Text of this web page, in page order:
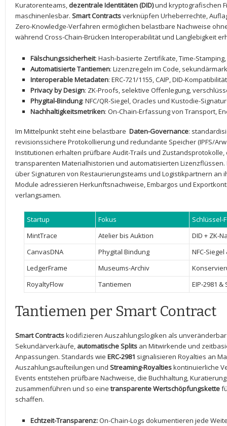
Kuratorenteams,⁢ dezentrale Identitäten‍ (DID)und ​kryptografischen
maschinenlesbar. Smart ⁤Contractsverknüpfen Urheberrechte,
Zero-Knowledge-Verfahren⁢ ermöglichen ‍belastbare Nachweise
⁣während⁣ Cross-Chain-Brücken Interoperabilität und Langlebigkeit
Fälschungssicherheit: ‍Hash-basierte Zertifikate, ⁤Time-
Automatisierte Tantiemen: Lizenzregeln im Code,
Interoperable ⁣Metadaten:‌ ERC‑721/1155, ​CAIP, DID-
Privacy by​ Design:‌ ZK-Proofs, selektive⁣ Offenlegung,
Phygital-Bindung: NFC/QR-Siegel,‍ Oracles und Kustodie-
Nachhaltigkeitsmetriken: ⁣On-Chain-Erfassung von ⁢Transport,
Im ‍Mittelpunkt steht eine ‌belastbare ‍ Daten-Governance:
revisionssichere⁢ Protokollierung und⁢ redundante Speicher​ (IPFS/
⁢Institutionen erhalten ‍prüfbare ⁤Audit-Trails⁣ und
transparenten‌ Materialhistorien und automatisierten
über Signaturen von Restaurierungsteams ‍und Logistikpartnern⁣ an
Module ‍adressieren ⁣Herkunftsnachweise, Embargos ⁣und
‌verlangsamen.
Startup Fokus
Schlüssel-
MintTrace
Atelier bis Auktion
DID + ZK-
CanvasDNA
Phygital Bindung
NFC-
LedgerFrame
Museums-Archiv
RoyaltyFlow
Tantiemen EIP‑2981
Tantiemen‍ per Smart Contract
Smart Contracts⁤kodifizieren⁤ Auszahlungslogiken‌ als
Sekundärverkäufe, automatische Splits ⁤an Mitwirkende und
Anpassungen. Standards wie ERC‑2981 signalisieren Royalties an
Auszahlungsaufteilungen ⁣und Streaming-Royaltieskontinuierliche
Events ⁤entstehen prüfbare⁢ Nachweise, die‍ Buchhaltung,
zusammenführen und so eine transparente‌ Wertschöpfungskette
schaffen.
Echtzeit-Transparenz:On-Chain-Logs dokumentieren jede